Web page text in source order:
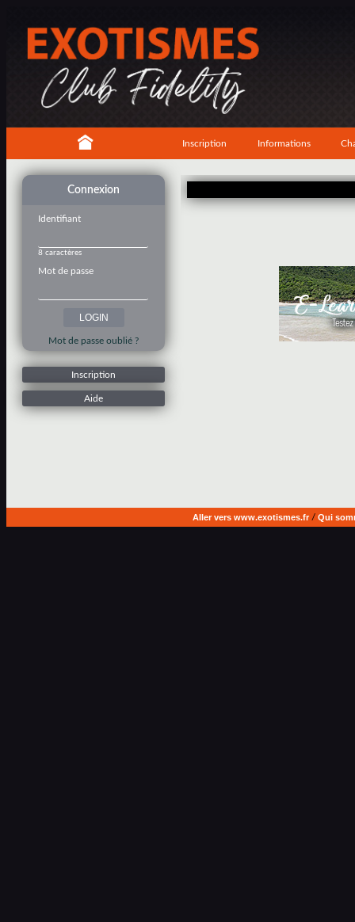
Inscription Informations
Connexion
Identifiant
8 caractères
Mot de passe
Mot de passe oublié ?
Inscription
Aide
Aller vers www.exotismes.fr/ Qui